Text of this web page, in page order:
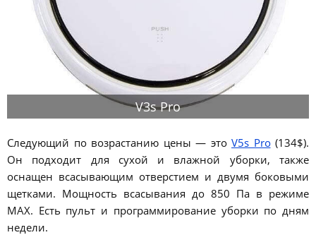
V3s Pro
Следующий по возрастанию цены — это V5s Pro(134$).
Он подходит для сухой и влажной уборки, также
оснащен всасывающим отверстием и двумя боковыми
щетками. Мощность всасывания до 850 Па в режиме
MAX. Есть пульт и программирование уборки по дням
недели.